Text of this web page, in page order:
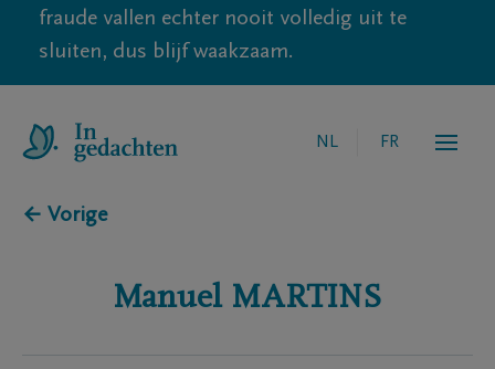
fraude vallen echter nooit volledig uit te
sluiten, dus blijf waakzaam.
NL FR
← Vorige
Manuel MARTINS